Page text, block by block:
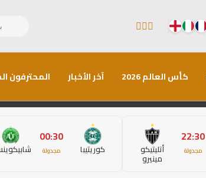
كأس العالم 2026 آخر الأخبار المحترفون
22:30
مجدولة أتليتيكو
مينيرو
كوريتيبا
00:30
مجدولة